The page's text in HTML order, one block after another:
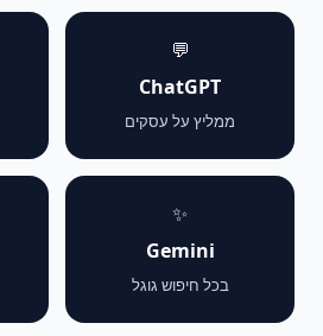
💬
ChatGPT
ממליץ על עסקים
✨
Gemini
בכל חיפוש גוגל